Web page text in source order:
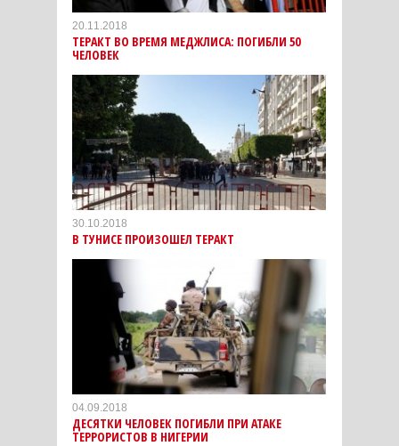
20.11.2018
ТЕРАКТ ВО ВРЕМЯ МЕДЖЛИСА: ПОГИБЛИ 50
ЧЕЛОВЕК
30.10.2018
В ТУНИСЕ ПРОИЗОШЕЛ ТЕРАКТ
04.09.2018
ДЕСЯТКИ ЧЕЛОВЕК ПОГИБЛИ ПРИ АТАКЕ
ТЕРРОРИСТОВ В НИГЕРИИ